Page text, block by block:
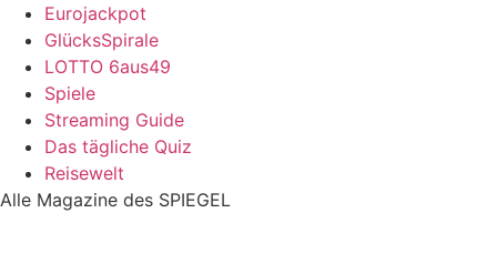
Eurojackpot
GlücksSpirale
LOTTO 6aus49
Spiele
Streaming Guide
Das tägliche Quiz
Reisewelt
Alle Magazine des SPIEGEL